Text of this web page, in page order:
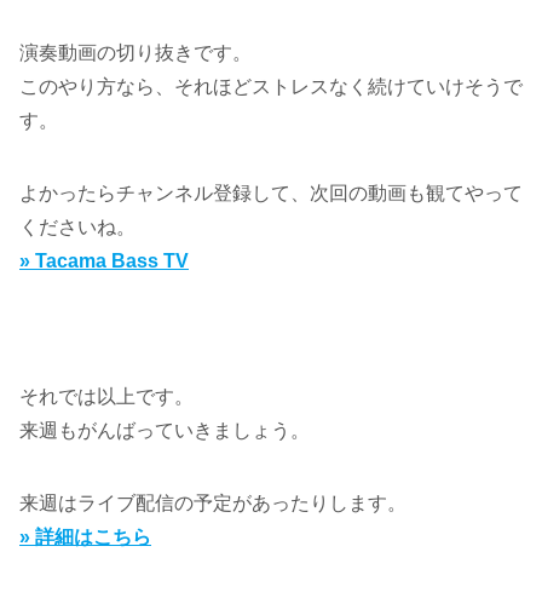
演奏動画の切り抜きです。
このやり方なら、それほどストレスなく続けていけそうで
す。
よかったらチャンネル登録して、次回の動画も観てやって
くださいね。
» Tacama Bass TV
それでは以上です。
来週もがんばっていきましょう。
来週はライブ配信の予定があったりします。
» 詳細はこちら